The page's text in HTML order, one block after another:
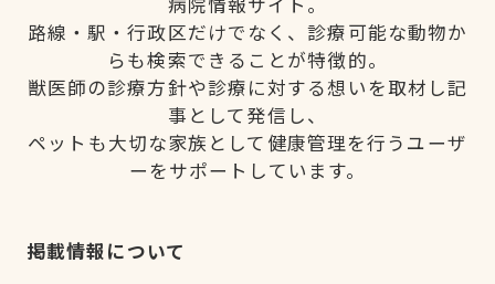
路線・駅・行政区だけでなく、診療可能な動物か
らも検索できることが特徴的。
獣医師の診療方針や診療に対する想いを取材し記
事として発信し、
ペットも大切な家族として健康管理を行うユーザ
ーをサポートしています。
掲載情報について